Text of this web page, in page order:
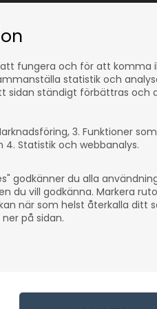
fungera och för att komma
statistik och
sidan ständigt förbättras och
3. Funktioner
Statistik och webbanalys.
godkänner du alla
du vill godkänna. Markera
när som helst återkalla ditt
på sidan.
Chestnut Products
träsvarvning Olja